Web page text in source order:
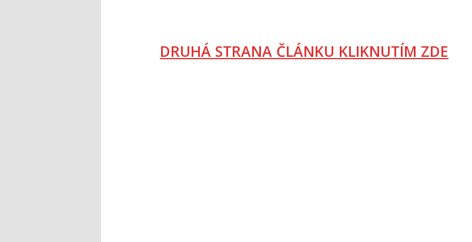
DRUHÁ STRANA ČLÁNKU KLIKNUTÍM ZDE